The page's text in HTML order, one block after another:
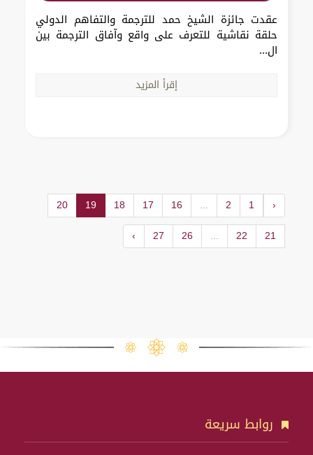
عقدت جائزة الشيخ حمد للترجمة والتفاهم الدولي
حلقة نقاشية للتعرف على واقع وآفاق الترجمة بين
ال...
إقرأ المزيد
‹
1
2
...
16
17
18
19
20
21
22
...
26
27
›
روابط سريعة